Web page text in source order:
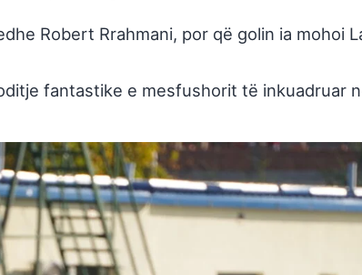
Robert Rrahmani, por që golin ia mohoi
fantastike e mesfushorit të inkuadruar